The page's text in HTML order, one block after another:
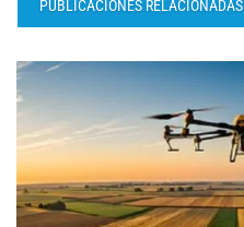
PUBLICACIONES RELACIONADAS